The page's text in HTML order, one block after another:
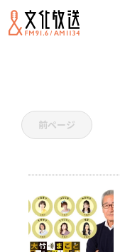
前ページ